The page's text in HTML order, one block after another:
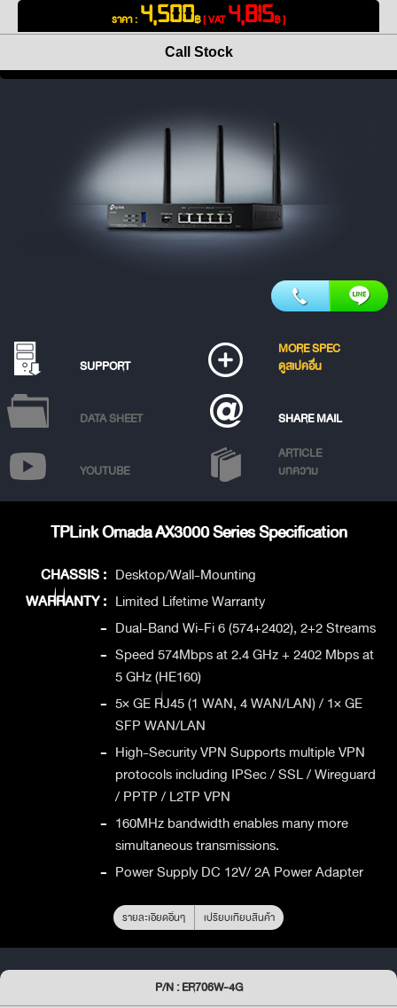
ราคา : 4,500฿[ VAT4,815฿ ]
Call Stock
SUPPORT
MORE SPEC
ดูสเปคอื่น
DATA SHEET SHARE MAIL
YOUTUBE
ARTICLE
บทความ
TPLink Omada AX3000 Series Specification
CHASSIS : Desktop/Wall-Mounting
WARRANTY : Limited Lifetime Warranty
- Dual-Band Wi-Fi 6 (574+2402), 2+2 Streams
- Speed 574Mbps at 2.4 GHz + 2402 Mbps at
5 GHz (HE160)
- 5× GE RJ45 (1 WAN, 4 WAN/LAN) / 1× GE
SFP WAN/LAN
- High-Security VPN Supports multiple VPN
protocols including IPSec / SSL / Wireguard
/ PPTP / L2TP VPN
- 160MHz bandwidth enables many more
simultaneous transmissions.
- Power Supply DC 12V/ 2A Power Adapter
รายละเอียดอื่นๆ เปรียบเทียบสินค้า
P/N : ER706W-4G